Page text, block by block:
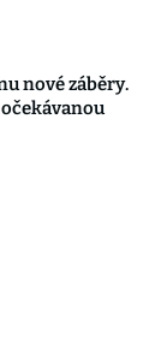
nové záběry.